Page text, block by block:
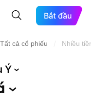
Bắt đầu
Tất cả cổ phiếu Nhiều
Ý